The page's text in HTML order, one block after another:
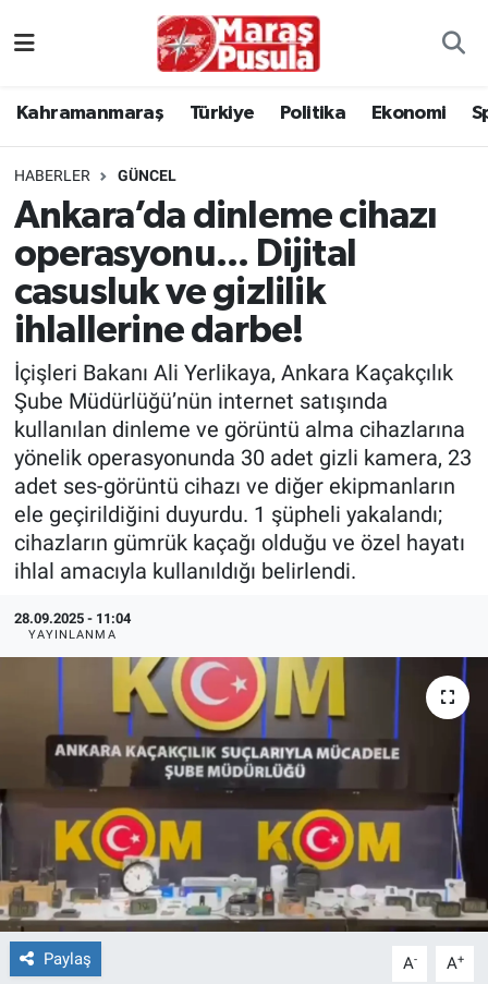
Kahramanmaraş Türkiye Politika Ekonomi
HABERLER GÜNCEL
Ankara’da dinleme cihazı
operasyonu... Dijital
casusluk ve gizlilik
ihlallerine darbe!
İçişleri Bakanı Ali Yerlikaya, Ankara Kaçakçılık
Şube Müdürlüğü’nün internet satışında
kullanılan dinleme ve görüntü alma cihazlarına
yönelik operasyonunda 30 adet gizli kamera, 23
adet ses-görüntü cihazı ve diğer ekipmanların
ele geçirildiğini duyurdu. 1 şüpheli yakalandı;
cihazların gümrük kaçağı olduğu ve özel hayatı
ihlal amacıyla kullanıldığı belirlendi.
28.09.2025 - 11:04
YAYINLANMA
Paylaş A- A+
Politika
Ekonomi
Spor
Kültür Sanat
Sağlık
TEKNOLOJİ
Dünya
İlçeler
MAGAZİN
Bilim, Teknoloji
ASAYİŞ
ÇEVRE
HABERDE İNSAN
EĞİTİM
İstanbul Namaz Vakitleri
İstanbul Trafik Yoğunluk Haritası
Süper Lig Puan Durumu ve Fikstür
Tüm Manşetler
Son Dakika Haberleri
Haber Arşivi